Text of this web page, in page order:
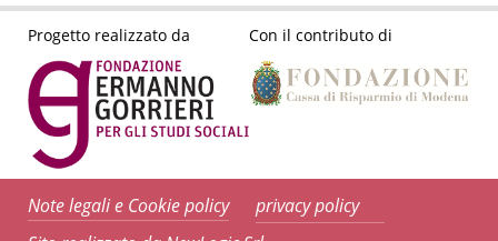
Progetto realizzato da Con il contributo di
Note legali e Cookie policy
privacy policy